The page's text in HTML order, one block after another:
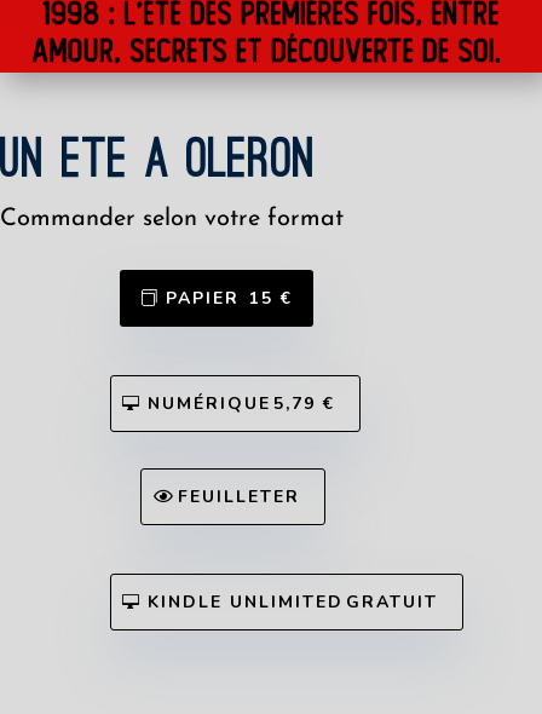
UN ETE A OLERON
Commander selon votre format
ㅤPAPIER ㅤ15 €
ㅤNUMÉRIQUEㅤ5,79 €
ㅤFEUILLETER
ㅤKINDLE UNLIMITEDㅤGRATUIT